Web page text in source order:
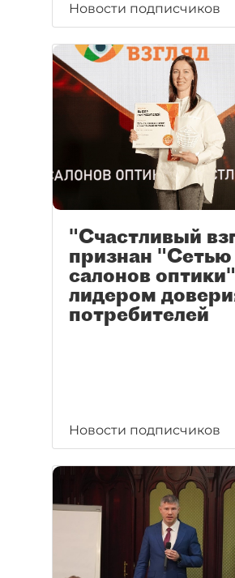
Новости подписчиков
"Счастливый
признан "Сетью
салонов
лидером
потребителей
Новости подписчиков